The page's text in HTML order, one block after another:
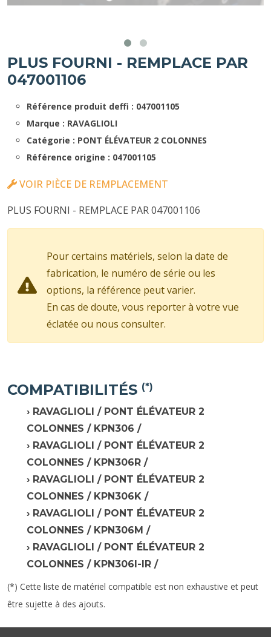
PLUS FOURNI - REMPLACE PAR
047001106
Référence produit deffi : 047001105
Marque : RAVAGLIOLI
Catégorie : PONT ÉLÉVATEUR 2 COLONNES
Référence origine : 047001105
VOIR PIÈCE DE REMPLACEMENT
PLUS FOURNI - REMPLACE PAR 047001106
Pour certains matériels, selon la date de
fabrication, le numéro de série ou les
options, la référence peut varier.
En cas de doute, vous reporter à votre vue
éclatée ou nous consulter.
COMPATIBILITÉS (*)
RAVAGLIOLI / PONT ÉLÉVATEUR 2
COLONNES / KPN306 /
RAVAGLIOLI / PONT ÉLÉVATEUR 2
COLONNES / KPN306R /
RAVAGLIOLI / PONT ÉLÉVATEUR 2
COLONNES / KPN306K /
RAVAGLIOLI / PONT ÉLÉVATEUR 2
COLONNES / KPN306M /
RAVAGLIOLI / PONT ÉLÉVATEUR 2
COLONNES / KPN306I-IR /
(*) Cette liste de matériel compatible est non exhaustive et peut
être sujette à des ajouts.